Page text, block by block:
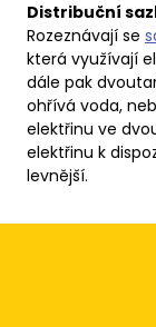
Distribuční
Rozeznávají se
která využívají
dále pak
ohřívá voda,
elektřinu ve
elektřinu k
levnější.